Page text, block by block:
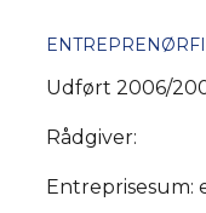
Udført 2006/
Rådgiver:
Entreprisesum: